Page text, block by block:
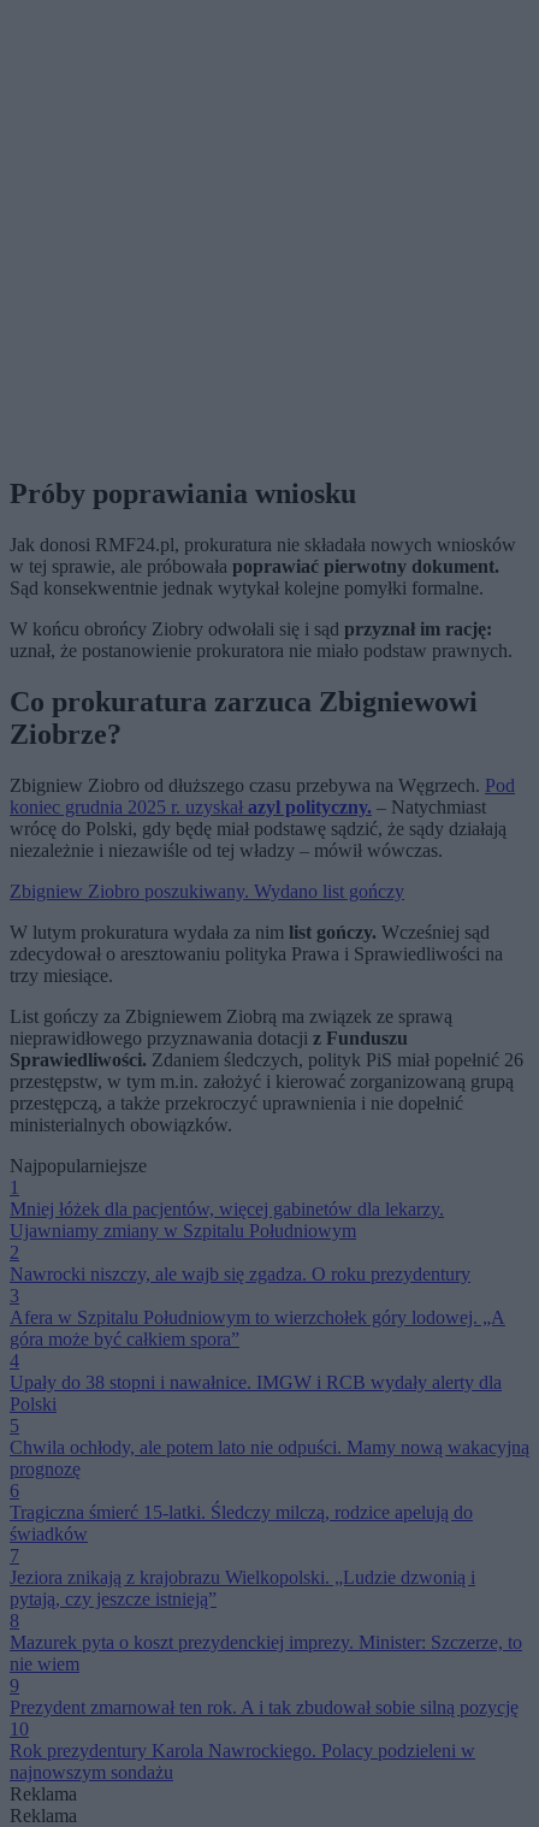
Próby poprawiania wniosku
Jak donosi RMF24.pl, prokuratura nie składała nowych wniosków
w tej sprawie, ale próbowała poprawiać pierwotny dokument.
Sąd konsekwentnie jednak wytykał kolejne pomyłki formalne.
W końcu obrońcy Ziobry odwołali się i sąd przyznał im rację:
uznał, że postanowienie prokuratora nie miało podstaw prawnych.
Co prokuratura zarzuca Zbigniewowi
Ziobrze?
Zbigniew Ziobro od dłuższego czasu przebywa na Węgrzech. Pod
koniec grudnia 2025 r. uzyskał azyl polityczny. – Natychmiast
wrócę do Polski, gdy będę miał podstawę sądzić, że sądy działają
niezależnie i niezawiśle od tej władzy – mówił wówczas.
Zbigniew Ziobro poszukiwany. Wydano list gończy
W lutym prokuratura wydała za nim list gończy. Wcześniej sąd
zdecydował o aresztowaniu polityka Prawa i Sprawiedliwości na
trzy miesiące.
List gończy za Zbigniewem Ziobrą ma związek ze sprawą
nieprawidłowego przyznawania dotacji z Funduszu
Sprawiedliwości. Zdaniem śledczych, polityk PiS miał popełnić 26
przestępstw, w tym m.in. założyć i kierować zorganizowaną grupą
przestępczą, a także przekroczyć uprawnienia i nie dopełnić
ministerialnych obowiązków.
Najpopularniejsze
1
Mniej łóżek dla pacjentów, więcej gabinetów dla lekarzy.
Ujawniamy zmiany w Szpitalu Południowym
2
Nawrocki niszczy, ale wajb się zgadza. O roku prezydentury
3
Afera w Szpitalu Południowym to wierzchołek góry lodowej. „A
góra może być całkiem spora”
4
Upały do 38 stopni i nawałnice. IMGW i RCB wydały alerty dla
Polski
5
Chwila ochłody, ale potem lato nie odpuści. Mamy nową wakacyjną
prognozę
6
Tragiczna śmierć 15-latki. Śledczy milczą, rodzice apelują do
świadków
7
Jeziora znikają z krajobrazu Wielkopolski. „Ludzie dzwonią i
pytają, czy jeszcze istnieją”
8
Mazurek pyta o koszt prezydenckiej imprezy. Minister: Szczerze, to
nie wiem
9
Prezydent zmarnował ten rok. A i tak zbudował sobie silną pozycję
10
Rok prezydentury Karola Nawrockiego. Polacy podzieleni w
najnowszym sondażu
Reklama
Reklama